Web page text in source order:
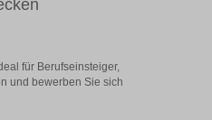
für Berufseinsteiger,
und bewerben Sie sich